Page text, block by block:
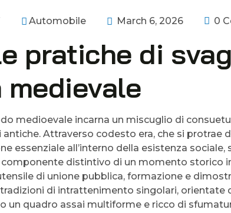
Automobile March 6, 2026 0
pratiche di
medievale
medioevale incarna un miscuglio di
Attraverso codesto era, che si protrae
essenziale all’interno della esistenza
distintivo di un momento storico
di unione pubblica, formazione e
di intrattenimento singolari,
un quadro assai multiforme e ricco di